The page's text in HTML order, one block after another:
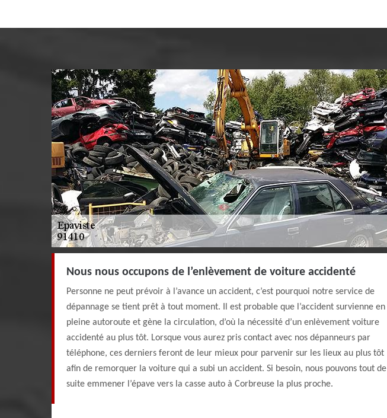
Nous nous occupons de l’enlèvement de voiture accidenté
Personne ne peut prévoir à l’avance un accident, c’est pourquoi notre service de
dépannage se tient prêt à tout moment. Il est probable que l’accident survienne en
pleine autoroute et gène la circulation, d’où la nécessité d’un enlèvement voiture
accidenté au plus tôt. Lorsque vous aurez pris contact avec nos dépanneurs par
téléphone, ces derniers feront de leur mieux pour parvenir sur les lieux au plus tôt
afin de remorquer la voiture qui a subi un accident. Si besoin, nous pouvons tout de
suite emmener l’épave vers la casse auto à Corbreuse la plus proche.